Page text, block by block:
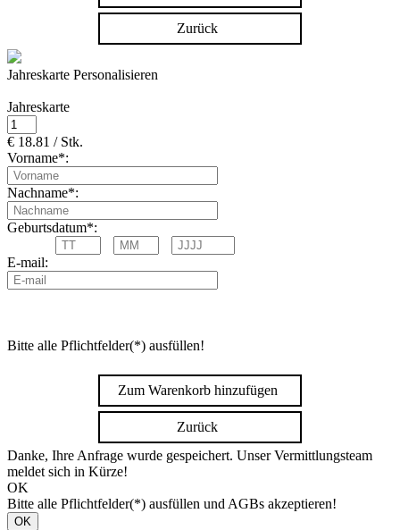
Zurück
Jahreskarte Personalisieren
Jahreskarte
€ 18.81 / Stk.
Vorname*:
Nachname*:
Geburtsdatum*:
E-mail:
Bitte alle Pflichtfelder(*) ausfüllen!
Zum Warenkorb hinzufügen
Zurück
Danke, Ihre Anfrage wurde gespeichert. Unser Vermittlungsteam
meldet sich in Kürze!
OK
Bitte alle Pflichtfelder(*) ausfüllen und AGBs akzeptieren!
OK